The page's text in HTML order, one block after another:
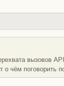
вызовов
чём поговорить